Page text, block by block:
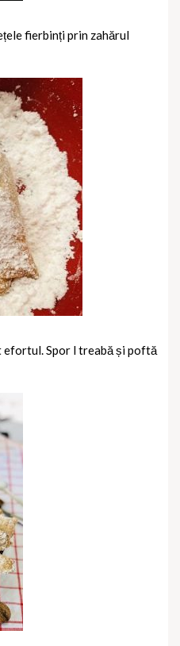
fierbinți prin zahărul
efortul. Spor l treabă și poftă